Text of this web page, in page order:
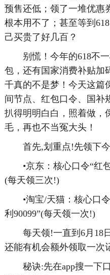
预售还低；领了一堆优惠
根本用不了；甚至等到
己买贵了好几百？
别慌！今年的618不一
包，还有国家消费补贴加
千真的不是梦！今天这篇
间节点、红包口令、国补
扒得明明白白，照着做，
毛，再也不当冤大头！
首先,划重点!先领下今
•京东：核心口令“红包
(每天领三次!)
•淘宝/天猫：核心口令
利90099”(每天领一次!)
每天领!一直到6月18日
还能有机会额外领取一次
秘诀:先在app搜一下口